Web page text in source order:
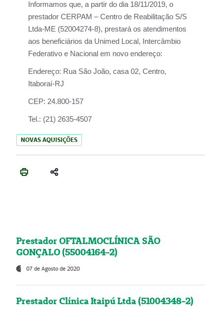
Informamos que, a partir do dia 18/11/2019, o
prestador CERPAM – Centro de Reabilitação S/S
Ltda-ME (52004274-8), prestará os atendimentos
aos beneficiários da Unimed Local, Intercâmbio
Federativo e Nacional em novo endereço:
Endereço: Rua São João, casa 02, Centro,
Itaboraí-RJ
CEP: 24.800-157
Tel.: (21) 2635-4507
NOVAS AQUISIÇÕES
Prestador OFTALMOCLÍNICA SÃO
GONÇALO (55004164-2)
07 de Agosto de 2020
Prestador Clínica Itaipú Ltda (51004348-2)